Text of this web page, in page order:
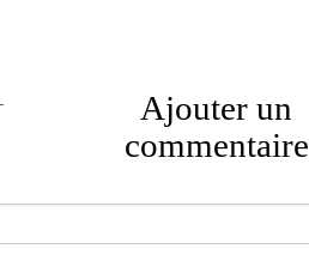
Ajouter un
commentaire